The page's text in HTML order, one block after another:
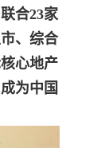
合23家
、综合
心地产
为中国